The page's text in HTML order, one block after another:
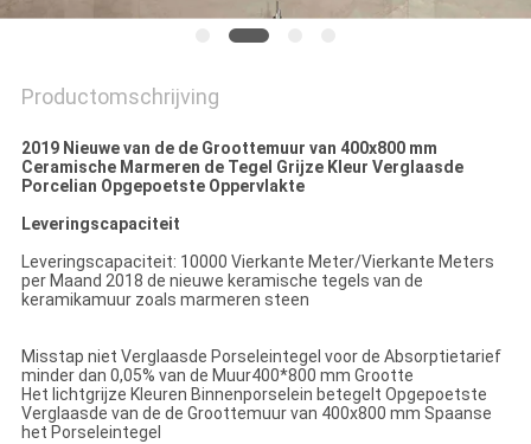
Productomschrijving
2019 Nieuwe van de de Groottemuur van 400x800 mm
Ceramische Marmeren de Tegel Grijze Kleur Verglaasde
Porcelian Opgepoetste Oppervlakte
Leveringscapaciteit
Leveringscapaciteit: 10000 Vierkante Meter/Vierkante Meters
per Maand 2018 de nieuwe keramische tegels van de
keramikamuur zoals marmeren steen
Misstap niet Verglaasde Porseleintegel voor de Absorptietarief
minder dan 0,05% van de Muur400*800 mm Grootte
Het lichtgrijze Kleuren Binnenporselein betegelt Opgepoetste
Verglaasde van de de Groottemuur van 400x800 mm Spaanse
het Porseleintegel